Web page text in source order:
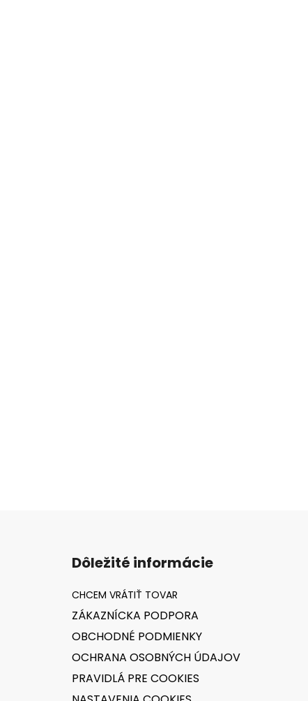
Dôležité informácie
ZÁKAZNÍCKA PODPORA
OBCHODNÉ PODMIENKY
OCHRANA OSOBNÝCH ÚDAJOV
PRAVIDLÁ PRE COOKIES